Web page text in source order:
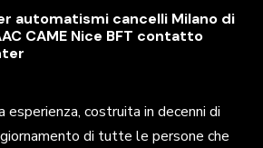
automatismi cancelli Milano di
CAME Nice BFT contatto
esperienza, costruita in decenni di
di tutte le persone che